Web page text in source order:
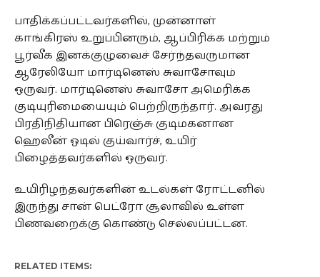
பாதிக்கப்பட்டவர்களில், முன்னாள்
காங்கிரஸ் உறுப்பினரும், ஆப்பிரிக்க மற்றும்
பூர்வீக இனக்குழுவைச் சேர்ந்தவருமான
ஆரேலியோ மார்டினெஸ் சுவாசோவும்
ஒருவர். மார்டினெஸ் சுவாசோ அமெரிக்க
குடியுரிமையையும் பெற்றிருந்தார். அவரது
பிரதிநிதியான பிரெஞ்சு குடிமகனான
ஹெலீன் ஓடில் குய்வார்ச், உயிர்
பிழைத்தவர்களில் ஒருவர்.
உயிரிழந்தவர்களின் உடல்கள் ரோட்டனில்
இருந்து சான் பெட்ரோ சூலாவில் உள்ள
பிணவறைக்கு கொண்டு செல்லப்பட்டன.
RELATED ITEMS: